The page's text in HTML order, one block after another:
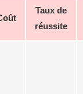
Taux de
réussite